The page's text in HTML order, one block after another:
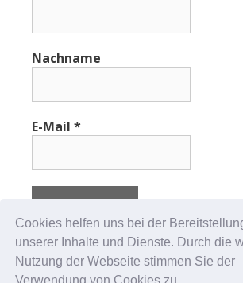
Cookies helfen uns bei der
unserer Inhalte und Dienste. Durch die
Nutzung der Webseite stimmen Sie der
Nachname
E-Mail *